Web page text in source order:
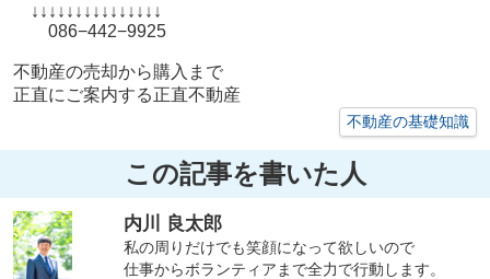
↓↓↓↓↓↓↓↓↓↓↓↓↓↓↓
086−442−9925
不動産の売却から購入まで
正直にご案内する正直不動産
不動産の基礎知識
この記事を書いた人
内川 良太郎
私の周りだけでも笑顔になって欲しいので
仕事からボランティアまで全力で行動します。